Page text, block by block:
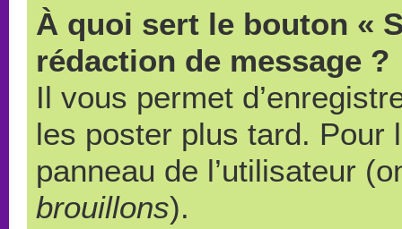
À quoi sert le bouton «
rédaction de message ?
Il vous permet
les poster plus tard. Pour
panneau de l’utilisateur
brouillons).